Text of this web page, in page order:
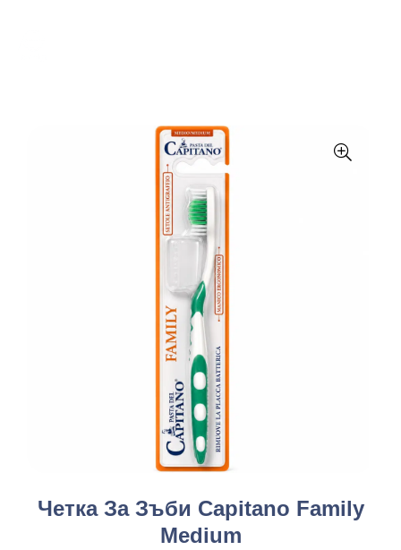
Четка За Зъби Capitano Family
Medium